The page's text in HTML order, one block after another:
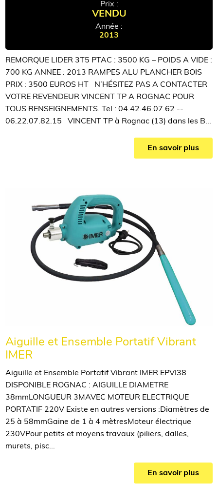
Prix :
VENDU
Année :
2013
REMORQUE LIDER 3T5 PTAC : 3500 KG – POIDS A VIDE :
700 KG ANNEE : 2013 RAMPES ALU PLANCHER BOIS
PRIX : 3500 EUROS HT N’HÉSITEZ PAS A CONTACTER
VOTRE REVENDEUR VINCENT TP A ROGNAC POUR
TOUS RENSEIGNEMENTS. Tel : 04.42.46.07.62 --
06.22.07.82.15 VINCENT TP à Rognac (13) dans les B...
En savoir plus
Aiguille et Ensemble Portatif Vibrant
IMER
Aiguille et Ensemble Portatif Vibrant IMER EPVI38
DISPONIBLE ROGNAC : AIGUILLE DIAMETRE
38mmLONGUEUR 3MAVEC MOTEUR ELECTRIQUE
PORTATIF 220V Existe en autres versions :Diamètres de
25 à 58mmGaine de 1 à 4 mètresMoteur électrique
230VPour petits et moyens travaux (piliers, dalles,
murets, pisc...
En savoir plus